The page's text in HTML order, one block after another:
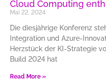
Cloud Computing
Mai 22, 2024
Die diesjährige Konferenz
Integration und Azure-
Herzstück der KI-Strategie
Build 2024 hat
Read More »